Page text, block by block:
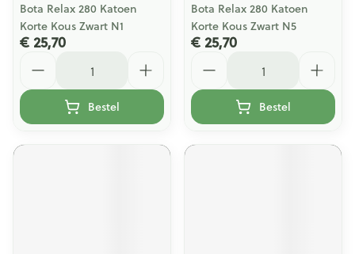
Bota Relax 280 Katoen
Korte Kous Zwart N1
€ 25,70
Bestel
Bota Relax 280 Katoen
Korte Kous Zwart N5
€ 25,70
Bestel